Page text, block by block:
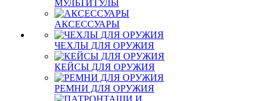
МУЛЬТИТУЛЫ
АКСЕССУАРЫ
ЧЕХЛЫ ДЛЯ ОРУЖИЯ
КЕЙСЫ ДЛЯ ОРУЖИЯ
РЕМНИ ДЛЯ ОРУЖИЯ